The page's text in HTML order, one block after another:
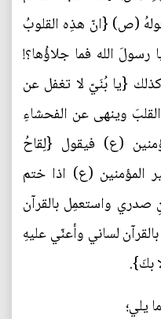
(ص) {انّ هذِه القلوبُ
الله فما جلاؤُها؟!
{يا بُنَيّ لا تغفل عن
وينهى عن الفحشاءِ
(ع) فيقول {لِقاحُ
المؤمنين (ع) اذا ختم
صدري واستعمِل بالقرآن
لساني وأعنّي عليهِ
بكَ}.
يلي؛